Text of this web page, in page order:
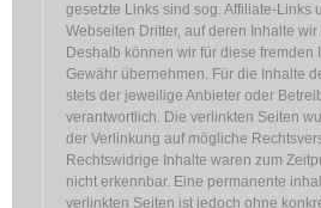
gesetzte Links sind sog. Affiliate-Links
Webseiten Dritter, auf deren Inhalte
Deshalb können wir für diese fremden
Gewähr übernehmen. Für die Inhalte
stets der jeweilige Anbieter oder
verantwortlich. Die verlinkten Seiten
der Verlinkung auf mögliche
Rechtswidrige Inhalte waren zum
nicht erkennbar. Eine permanente
verlinkten Seiten ist jedoch ohne